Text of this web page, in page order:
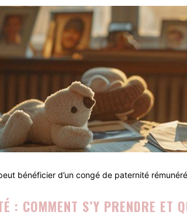
bénéficier d’un congé de paternité
: COMMENT S’Y PRENDRE ET